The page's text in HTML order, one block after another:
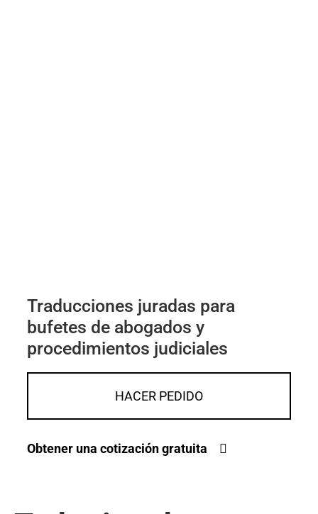
Traducciones juradas para
bufetes de abogados y
procedimientos judiciales
HACER PEDIDO
Obtener una cotización gratuita